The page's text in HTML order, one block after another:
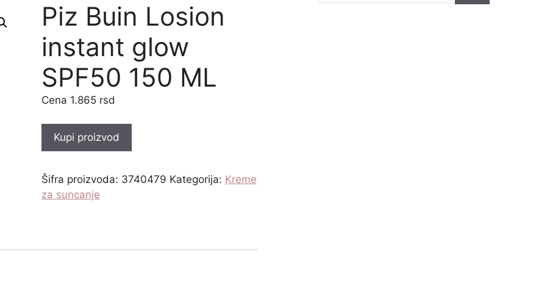
Piz Buin Losion
instant glow
SPF50 150 ML
1.865 rsd
Kupi proizvod
Šifra proizvoda: 3740479 Kategorija: Kreme
za suncanje